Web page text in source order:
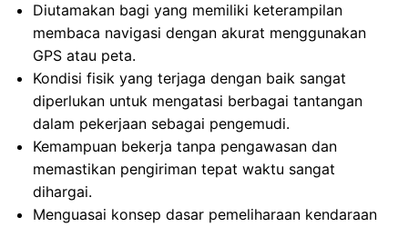
Diutamakan bagi yang memiliki keterampilan
membaca navigasi dengan akurat menggunakan
GPS atau peta.
Kondisi fisik yang terjaga dengan baik sangat
diperlukan untuk mengatasi berbagai tantangan
dalam pekerjaan sebagai pengemudi.
Kemampuan bekerja tanpa pengawasan dan
memastikan pengiriman tepat waktu sangat
dihargai.
Menguasai konsep dasar pemeliharaan kendaraan